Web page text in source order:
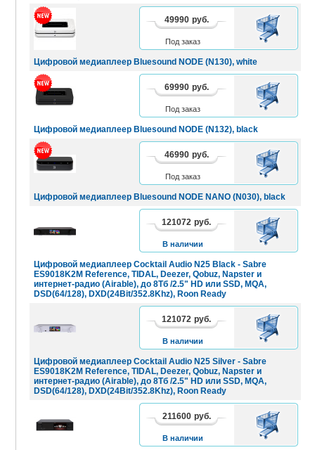
Цифровой медиаплеер Bluesound NODE (N130), white
49990 руб.
Под заказ
В
КОРЗИНУ
Цифровой медиаплеер Bluesound NODE (N132), black
69990 руб.
Под заказ
В
КОРЗИНУ
Цифровой медиаплеер Bluesound NODE NANO (N030), black
46990 руб.
Под заказ
В
КОРЗИНУ
Цифровой медиаплеер Cocktail Audio N25 Black - Sabre
ES9018K2M Reference, TIDAL, Deezer, Qobuz, Napster и
интернет-радио (Airable), до 8Tб /2.5" HD или SSD, MQA,
DSD(64/128), DXD(24Bit/352.8Khz), Roon Ready
121072 руб.
В наличии
В
КОРЗИНУ
Цифровой медиаплеер Cocktail Audio N25 Silver - Sabre
ES9018K2M Reference, TIDAL, Deezer, Qobuz, Napster и
интернет-радио (Airable), до 8Tб /2.5" HD или SSD, MQA,
DSD(64/128), DXD(24Bit/352.8Khz), Roon Ready
121072 руб.
В наличии
В
КОРЗИНУ
211600 руб.
В наличии
В
КОРЗИНУ